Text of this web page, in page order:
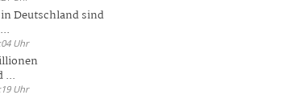
Deutschland sind
Uhr
...
Uhr